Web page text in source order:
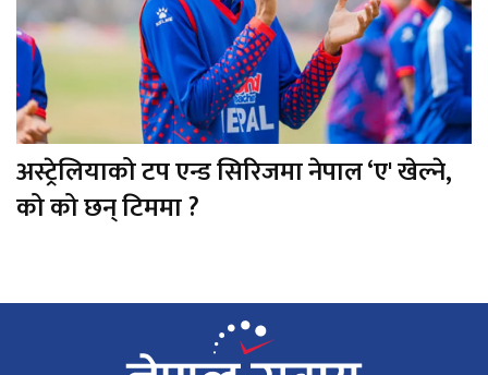
अस्ट्रेलियाको टप एन्ड सिरिजमा नेपाल ‘ए' खेल्ने,
को को छन् टिममा ?